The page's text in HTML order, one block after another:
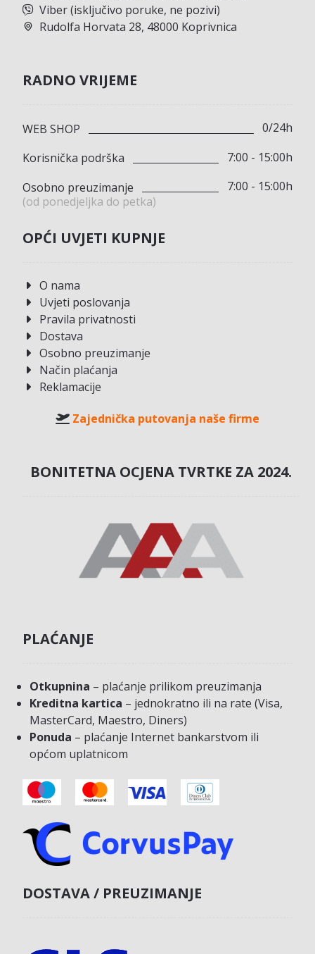
Viber (isključivo poruke, ne pozivi)
Rudolfa Horvata 28, 48000 Koprivnica
RADNO VRIJEME
WEB SHOP
0/24h
Korisnička podrška
7:00 - 15:00h
Osobno preuzimanje
(od ponedjeljka do petka)
7:00 - 15:00h
OPĆI UVJETI KUPNJE
O nama
Uvjeti poslovanja
Pravila privatnosti
Dostava
Osobno preuzimanje
Način plaćanja
Reklamacije
Zajednička putovanja naše firme
BONITETNA OCJENA TVRTKE ZA 2024.
PLAĆANJE
Otkupnina – plaćanje prilikom preuzimanja
Kreditna kartica – jednokratno ili na rate (Visa,
MasterCard, Maestro, Diners)
Ponuda – plaćanje Internet bankarstvom ili
općom uplatnicom
DOSTAVA / PREUZIMANJE